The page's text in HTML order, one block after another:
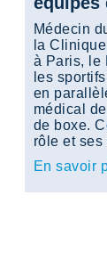
Médecin
la
à Paris, le
les
en
médical
de boxe.
rôle et ses
En savoir